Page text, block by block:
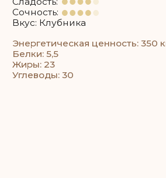
Например: если 35 гостей, то 35 * 200 =